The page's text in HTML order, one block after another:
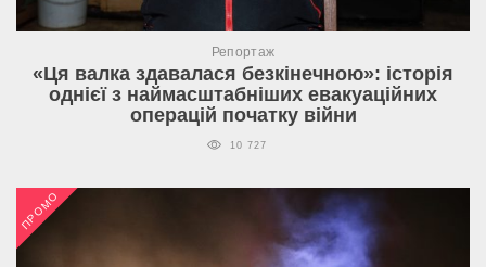
Репортаж
«Ця валка здавалася безкінечною»: історія
однієї з наймасштабніших евакуаційних
операцій початку війни
10 727
ПРОМО